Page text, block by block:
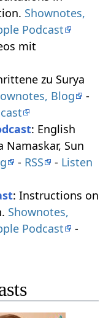
Shownotes,
Podcast
mit
zu Surya
Blog
-
: English
Sun
- RSS - Listen
: Instructions on
Shownotes,
Podcast
-